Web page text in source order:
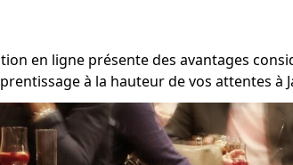
en ligne présente des avantages
à la hauteur de vos attentes à